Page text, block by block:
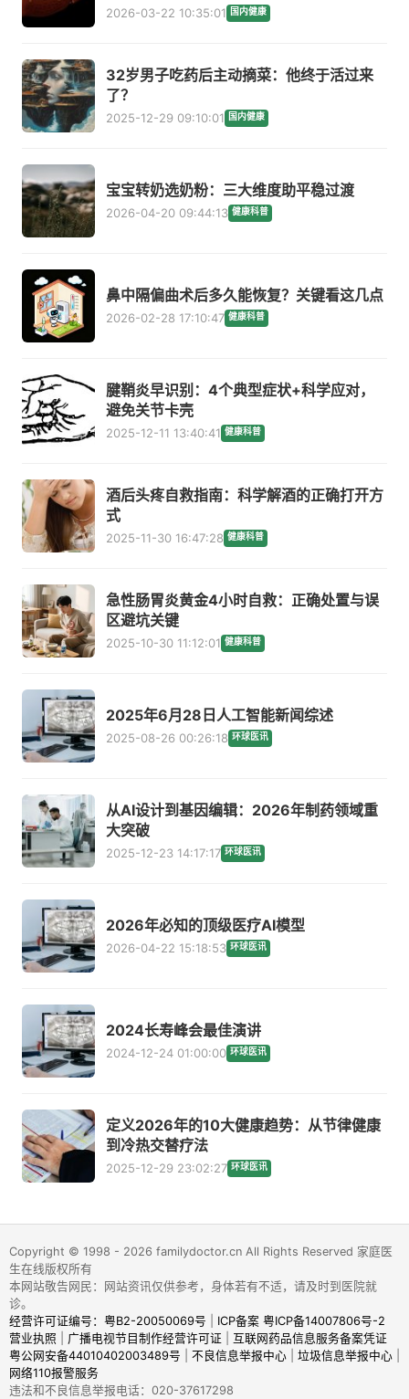
2026-03-22 10:35:01 国内健康
32岁男子吃药后主动摘菜：他终于活过来
了？
2025-12-29 09:10:01 国内健康
宝宝转奶选奶粉：三大维度助平稳过渡
2026-04-20 09:44:13 健康科普
鼻中隔偏曲术后多久能恢复？关键看这几点
2026-02-28 17:10:47 健康科普
腱鞘炎早识别：4个典型症状+科学应对，
避免关节卡壳
2025-12-11 13:40:41 健康科普
酒后头疼自救指南：科学解酒的正确打开方
式
2025-11-30 16:47:28 健康科普
急性肠胃炎黄金4小时自救：正确处置与误
区避坑关键
2025-10-30 11:12:01 健康科普
2025年6月28日人工智能新闻综述
2025-08-26 00:26:18 环球医讯
从AI设计到基因编辑：2026年制药领域重
大突破
2025-12-23 14:17:17 环球医讯
2026年必知的顶级医疗AI模型
2026-04-22 15:18:53 环球医讯
2024长寿峰会最佳演讲
2024-12-24 01:00:00 环球医讯
定义2026年的10大健康趋势：从节律健康
到冷热交替疗法
2025-12-29 23:02:27 环球医讯
Copyright © 1998 - 2026 familydoctor.cn All Rights Reserved 家庭医
生在线版权所有
本网站敬告网民：网站资讯仅供参考，身体若有不适，请及时到医院就
诊。
经营许可证编号：粤B2-20050069号
ICP备案 粤ICP备14007806号-2
营业执照
广播电视节目制作经营许可证
互联网药品信息服务备案凭证
粤公网安备44010402003489号
不良信息举报中心| 垃圾信息举报中心|
网络110报警服务
违法和不良信息举报电话：020-37617298